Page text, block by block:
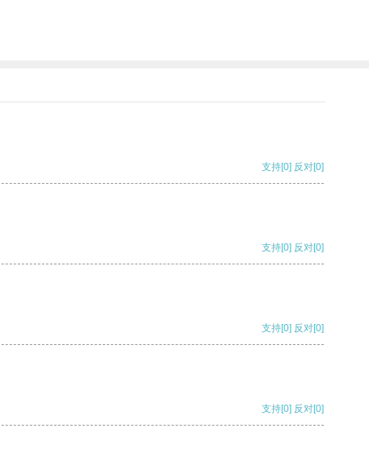
支持[0] 反对[0]
支持[0] 反对[0]
支持[0] 反对[0]
支持[0] 反对[0]